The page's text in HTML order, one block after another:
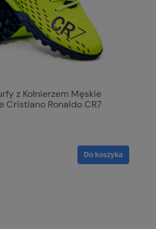
z Kołnierzem Męskie
Cristiano Ronaldo CR7
Do koszyka